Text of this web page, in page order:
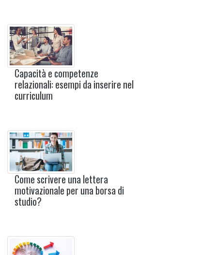
Capacità e competenze
relazionali: esempi da inserire nel
curriculum
Come scrivere una lettera
motivazionale per una borsa di
studio?